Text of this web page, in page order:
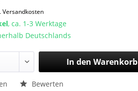
Versandkosten
, ca. 1-3 Werktage
Deutschlands
In den Warenkorb
Bewerten